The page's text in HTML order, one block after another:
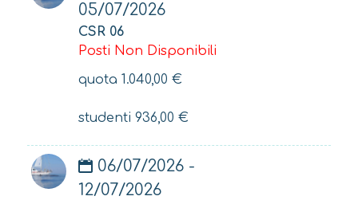
05/07/2026
CSR 06
Posti Non Disponibili
quota 1.040,00 €
studenti 936,00 €
06/07/2026 -
12/07/2026